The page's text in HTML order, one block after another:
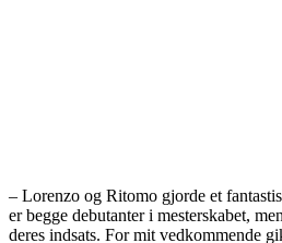
– Lorenzo og Ritomo gjorde et
er begge debutanter i mesterskabet,
deres indsats. For mit vedkommende